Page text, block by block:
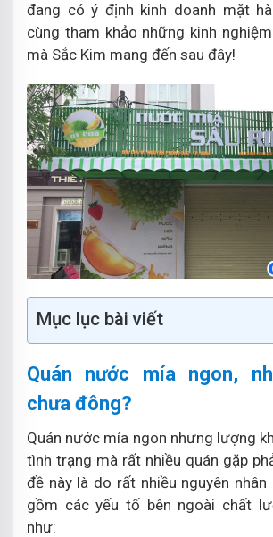
đang có ý định kinh doanh mặt
cùng tham khảo những kinh
mà Sắc Kim mang đến sau đây!
Mục lục bài viết
Quán nước mía ngon,
chưa đông?
Quán nước mía ngon nhưng lượng
tình trạng mà rất nhiều quán gặp
đề này là do rất nhiều nguyên nhân
gồm các yếu tố bên ngoài chất
như: